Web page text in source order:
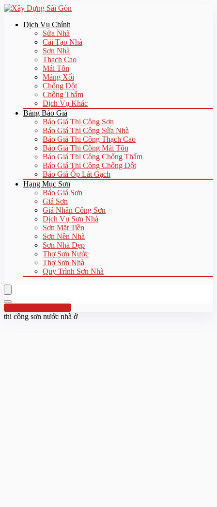
Dịch Vụ Chính
Sửa Nhà
Cải Tạo Nhà
Sơn Nhà
Thạch Cao
Mái Tôn
Máng Xối
Chống Dột
Chống Thấm
Dịch Vụ Khác
Bảng Báo Giá
Báo Giá Thi Công Sơn
Báo Giá Thi Công Sửa Nhà
Báo Giá Thi Công Thạch Cao
Báo Giá Thi Công Mái Tôn
Báo Giá Thi Công Chống Thấm
Báo Giá Thi Công Chống Dột
Báo Giá Ốp Lát Gạch
Hạng Mục Sơn
Báo Giá Sơn
Giá Sơn
Giá Nhân Công Sơn
Dịch Vụ Sơn Nhà
Sơn Mặt Tiền
Sơn Nền Nhà
Sơn Nhà Đẹp
Thợ Sơn Nước
Thợ Sơn Nhà
Quy Trình Sơn Nhà
Hotline:0961 894 472
thi công sơn nước nhà ở